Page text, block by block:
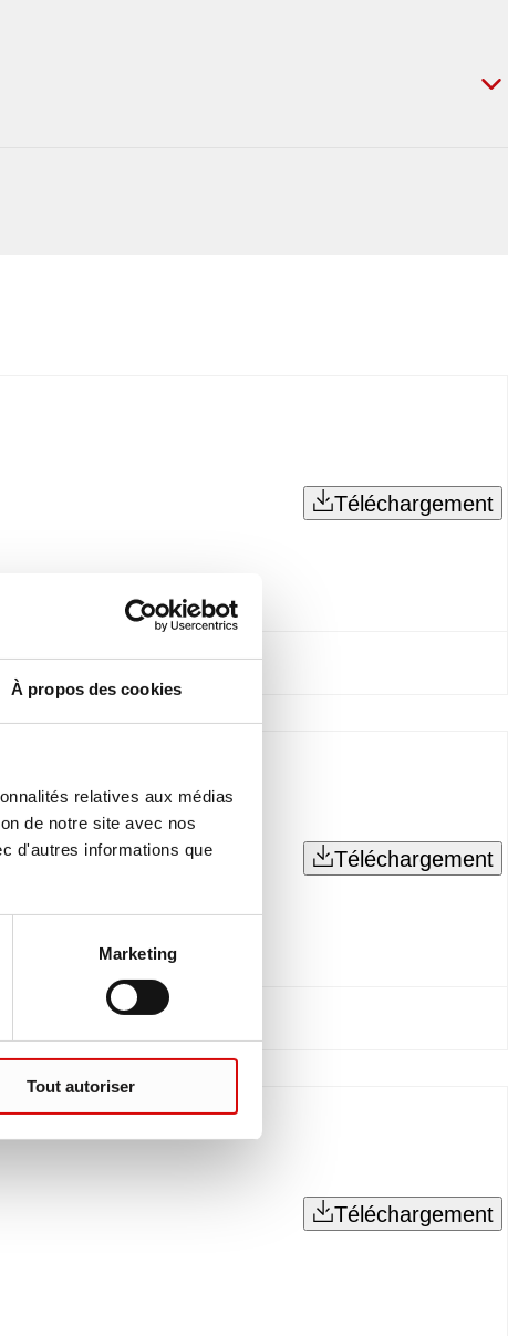
À propos des cookies
relatives aux médias
de notre site avec nos
d'autres informations que
Marketing
Tout autoriser
Téléchargement
Téléchargement
Téléchargement